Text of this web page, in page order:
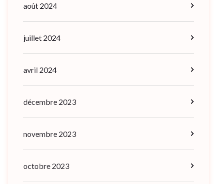
août 2024
juillet 2024
avril 2024
décembre 2023
novembre 2023
octobre 2023